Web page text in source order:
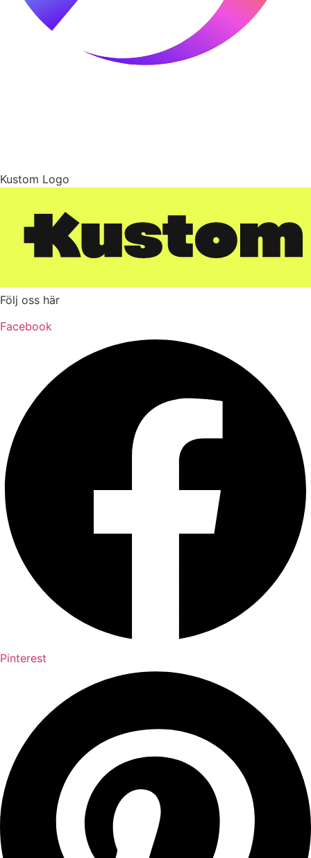
Kustom Logo
Följ oss här
Facebook
Pinterest